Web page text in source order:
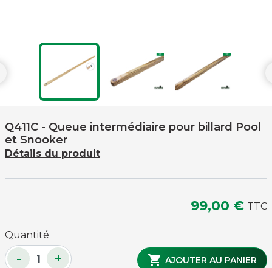
Q411C - Queue intermédiaire pour billard Pool
et Snooker
Détails du produit
99,00 € TTC
Quantité
- +  AJOUTER AU PANIER